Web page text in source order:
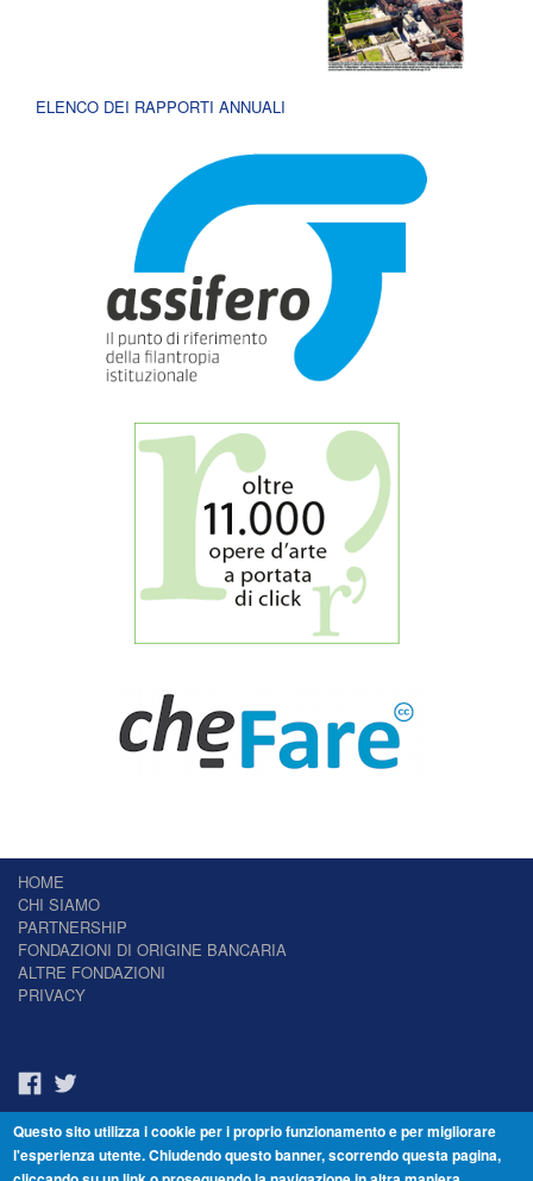
ELENCO DEI RAPPORTI ANNUALI
HOME
CHI SIAMO
PARTNERSHIP
FONDAZIONI DI ORIGINE BANCARIA
ALTRE FONDAZIONI
PRIVACY
Il Giornale delle Fondazioni - Periodico telematico
Reg. Tribunale n.7 del 22/07/2014 – ISSN 2421-2466
Questo sito utilizza i cookie per i proprio funzionamento e per migliorare
l'esperienza utente. Chiudendo questo banner, scorrendo questa pagina,